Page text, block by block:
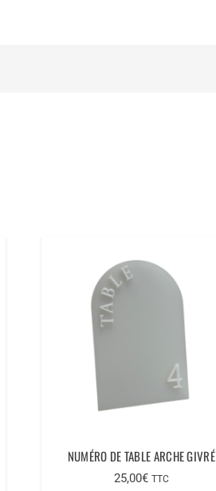
NUMÉRO DE TABLE ARCHE GIVRÉ
25,00€ TTC